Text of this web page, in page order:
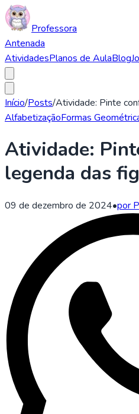
Professora
Antenada
AtividadesPlanos de AulaBlog
Início/Posts/Atividade: Pinte
AlfabetizaçãoFormas
Atividade:
legenda das
09 de dezembro de 2024•por